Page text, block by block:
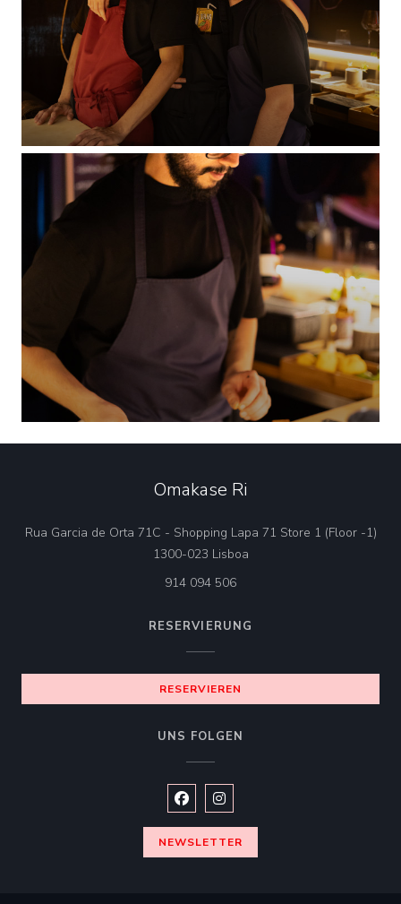
Omakase Ri
Rua Garcia de Orta 71C - Shopping Lapa 71 Store 1 (Floor -1)
1300-023 Lisboa((öffnet ein neues Fenster))
914 094 506
RESERVIERUNG
RESERVIEREN
UNS FOLGEN
Facebook ((öffnet ein neues
Instagram ((öffnet ein neues
NEWSLETTER